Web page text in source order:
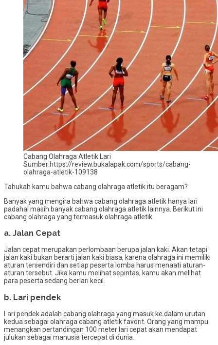
Cabang Olahraga Atletik Lari
Sumber:https://review.bukalapak.com/sports/cabang-
olahraga-atletik-109138
Tahukah kamu bahwa cabang olahraga atletik itu beragam?
Banyak yang mengira bahwa cabang olahraga atletik hanya lari
padahal masih banyak cabang olahraga atletik lainnya. Berikut ini
cabang olahraga yang termasuk olahraga atletik
a. Jalan Cepat
Jalan cepat merupakan perlombaan berupa jalan kaki. Akan tetapi
jalan kaki bukan berarti jalan kaki biasa, karena olahraga ini memiliki
aturan tersendiri dan setiap peserta lomba harus menaati aturan-
aturan tersebut. Jika kamu melihat sepintas, kamu akan melihat
para peserta sedang berlari kecil.
b. Lari pendek
Lari pendek adalah cabang olahraga yang masuk ke dalam urutan
kedua sebagai olahraga cabang atletik favorit. Orang yang mampu
menangkan pertandingan 100 meter lari cepat akan mendapat
julukan sebagai manusia tercepat di dunia.